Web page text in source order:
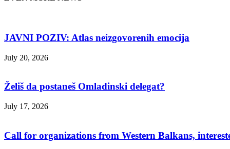
JAVNI POZIV: Atlas neizgovorenih emocija
July 20, 2026
Želiš da postaneš Omladinski delegat?
July 17, 2026
Call for organizations from Western Balkans,